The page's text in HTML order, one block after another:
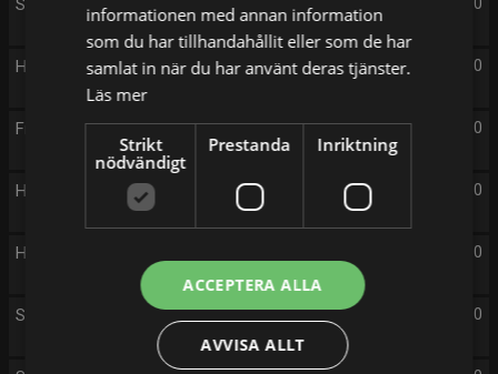
Sändningsuppehåll
20:00
Hur fan hamnade vi här? - syntolkat
20:30
Fråga Lund - teckenspråkstolkat
21:30
Historien om Sverige - syntolkat
22:30
Hotell Romantik - syntolkat
23:30
Skilsmässobarn - teckenspråkstolkat
informationen med annan information
som du har tillhandahållit eller som de har
samlat in när du har använt deras tjänster.
Läs mer
Strikt
nödvändigt
Prestanda Inriktning
ACCEPTERA ALLA
AVVISA ALLT